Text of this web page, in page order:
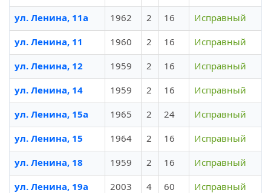
ул. Ленина, 11а
1962 2 16
Исправный
ул. Ленина, 11
1960 2 16
Исправный
ул. Ленина, 12
1959 2 16
Исправный
ул. Ленина, 14
1959 2 16
Исправный
ул. Ленина, 15а
1965 2 24
Исправный
ул. Ленина, 15
1964 2 16
Исправный
ул. Ленина, 18
1959 2 16
Исправный
ул. Ленина, 19а
2003 4 60
Исправный